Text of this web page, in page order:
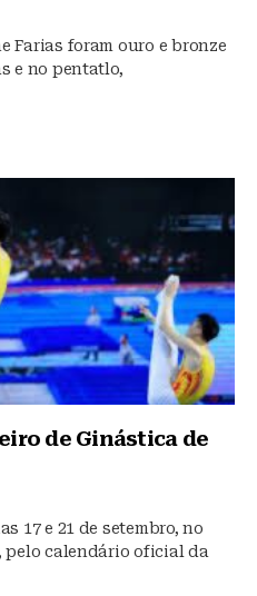
Farias foram ouro e bronze
e no pentatlo,
de Ginástica de
17 e 21 de setembro, no
pelo calendário oficial da